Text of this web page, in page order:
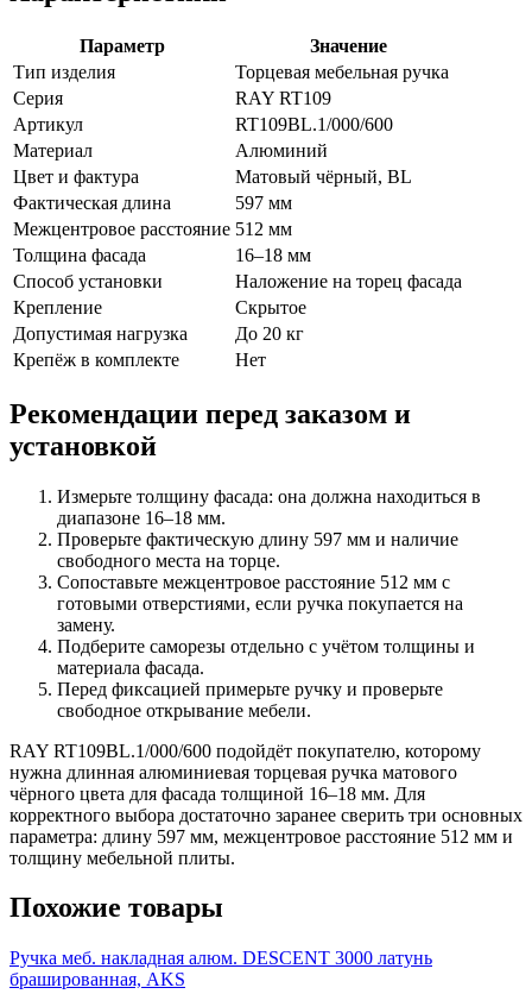
Параметр
Значение
Тип изделия
Торцевая мебельная ручка
Серия
RAY RT109
Артикул
RT109BL.1/000/600
Материал
Алюминий
Цвет и фактура
Матовый чёрный, BL
Фактическая длина
597 мм
Межцентровое расстояние 512 мм
Толщина фасада
16–18 мм
Способ установки
Наложение на торец фасада
Крепление
Скрытое
Допустимая нагрузка
До 20 кг
Крепёж в комплекте
Нет
Рекомендации перед заказом и
установкой
Измерьте толщину фасада: она должна находиться в
диапазоне 16–18 мм.
Проверьте фактическую длину 597 мм и наличие
свободного места на торце.
Сопоставьте межцентровое расстояние 512 мм с
готовыми отверстиями, если ручка покупается на
замену.
Подберите саморезы отдельно с учётом толщины и
материала фасада.
Перед фиксацией примерьте ручку и проверьте
свободное открывание мебели.
RAY RT109BL.1/000/600 подойдёт покупателю, которому
нужна длинная алюминиевая торцевая ручка матового
чёрного цвета для фасада толщиной 16–18 мм. Для
корректного выбора достаточно заранее сверить три основных
параметра: длину 597 мм, межцентровое расстояние 512 мм и
толщину мебельной плиты.
Похожие товары
Ручка меб. накладная алюм. DESCENT 3000 латунь
брашированная, AKS